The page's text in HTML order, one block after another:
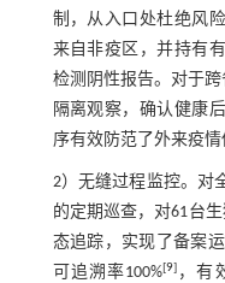
制，从入口处杜绝风
来自非疫区，并持有
检测阴性报告。对于
隔离观察，确认健康
序有效防范了外来疫
2）无缝过程监控。对
的定期巡查，对61台
态追踪，实现了备案
可追溯率100%[9] ，有